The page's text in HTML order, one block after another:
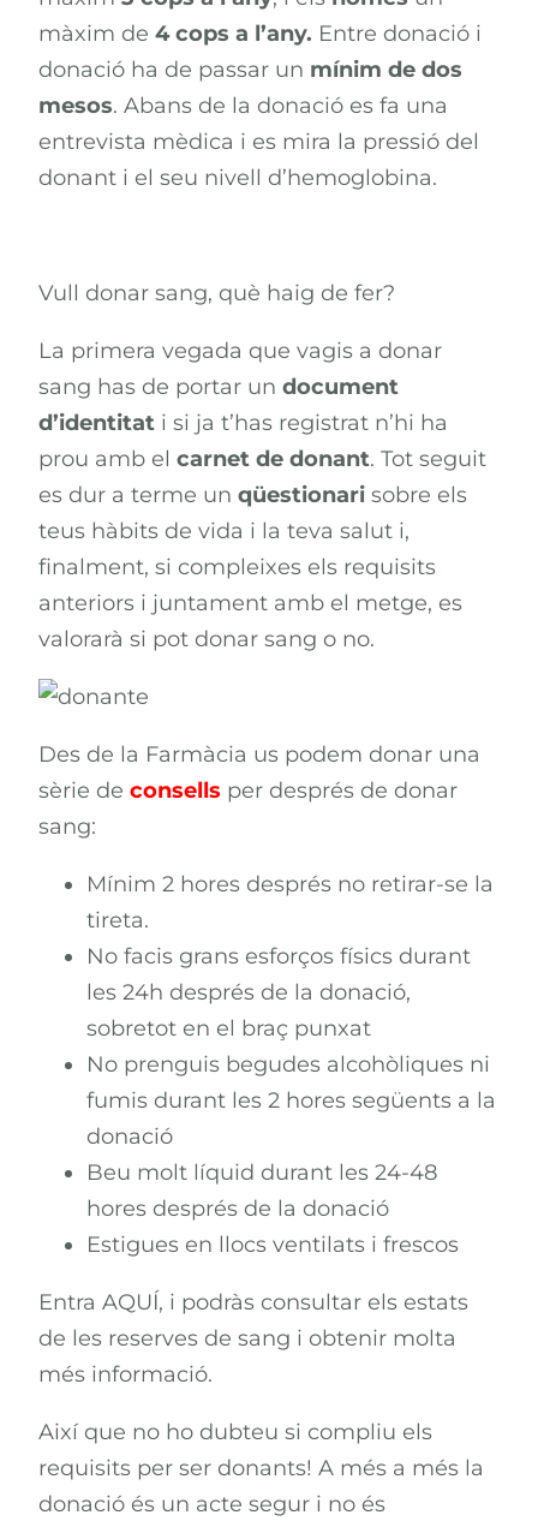
màxim de 4 cops a l’any. Entre donació i
donació ha de passar un mínim de dos
mesos. Abans de la donació es fa una
entrevista mèdica i es mira la pressió del
donant i el seu nivell d’hemoglobina.
Vull donar sang, què haig de fer?
La primera vegada que vagis a donar
sang has de portar un document
d’identitat i si ja t’has registrat n’hi ha
prou amb el carnet de donant. Tot seguit
es dur a terme un qüestionari sobre els
teus hàbits de vida i la teva salut i,
finalment, si compleixes els requisits
anteriors i juntament amb el metge, es
valorarà si pot donar sang o no.
Des de la Farmàcia us podem donar una
sèrie de consells per després de donar
sang:
Mínim 2 hores després no retirar-se la
tireta.
No facis grans esforços físics durant
les 24h després de la donació,
sobretot en el braç punxat
No prenguis begudes alcohòliques ni
fumis durant les 2 hores següents a la
donació
Beu molt líquid durant les 24-48
hores després de la donació
Estigues en llocs ventilats i frescos
Entra AQUÍ, i podràs consultar els estats
de les reserves de sang i obtenir molta
més informació.
Així que no ho dubteu si compliu els
requisits per ser donants! A més a més la
donació és un acte segur i no és